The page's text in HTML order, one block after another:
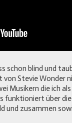
schon blind und
von Stevie Wonder
Musikern die ich
funktioniert über
und zusammen